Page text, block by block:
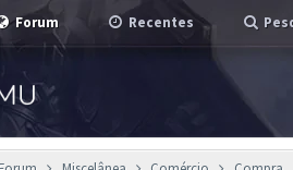
Forum Recentes